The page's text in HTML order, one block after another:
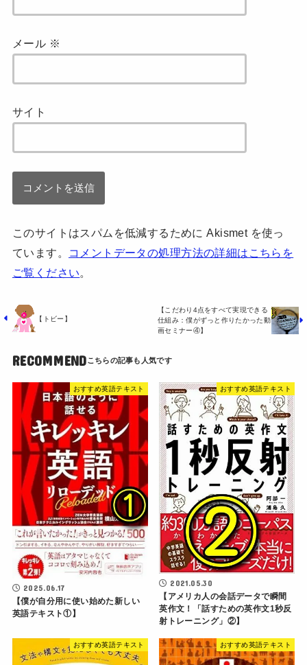
メール ※
サイト
このサイトはスパムを低減するために Akismet を使っ
ています。
コメントデータの処理方法の詳細はこちらを
ご覧ください。
【トビー】
【こだわり4点をすべて実現できる
仕組み：僕がずっと作りたかった動
画セミナー④】
RECOMMEND
おすすめ英語テキスト
2025.06.17
【僕が自分用に使い始めた新しい
英語テキスト①】
おすすめ英語テキスト
2021.05.30
【アメリカ人の会話データで瞬間
英作文！「話すための英作文1秒反
射トレーニング」②】
おすすめ英語テキスト おすすめ英語テキスト